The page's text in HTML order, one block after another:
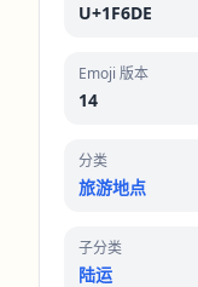
U+1F6DE
Emoji 版本
14
分类
旅游地点
子分类
陆运